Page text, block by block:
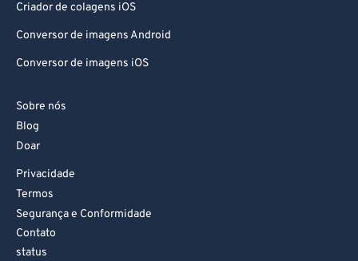
Criador de colagens iOS
Conversor de imagens Android
Conversor de imagens iOS
Sobre nós
Blog
Doar
Privacidade
Termos
Segurança e Conformidade
Contato
status